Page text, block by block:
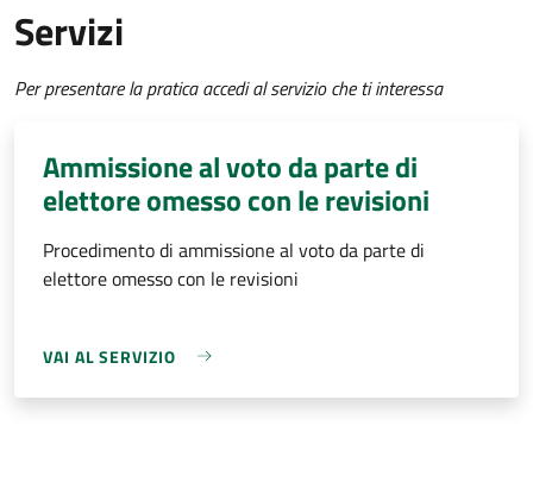
Servizi
Per presentare la pratica accedi al servizio che ti interessa
Ammissione al voto da parte di
elettore omesso con le revisioni
Procedimento di ammissione al voto da parte di
elettore omesso con le revisioni
VAI AL SERVIZIO